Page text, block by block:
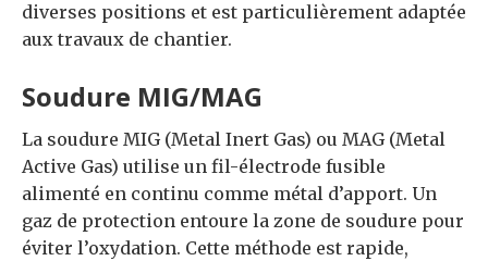
diverses positions et est particulièrement adaptée
aux travaux de chantier.
Soudure MIG/MAG
La soudure MIG (Metal Inert Gas) ou MAG (Metal
Active Gas) utilise un fil-électrode fusible
alimenté en continu comme métal d’apport. Un
gaz de protection entoure la zone de soudure pour
éviter l’oxydation. Cette méthode est rapide,